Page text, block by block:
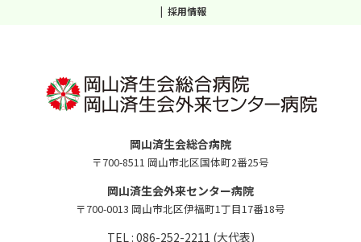
採用情報
岡山済生会総合病院
〒700-8511 岡山市北区国体町2番25号
岡山済生会外来センター病院
〒700-0013 岡山市北区伊福町1丁目17番18号
TEL : 086-252-2211 (大代表)